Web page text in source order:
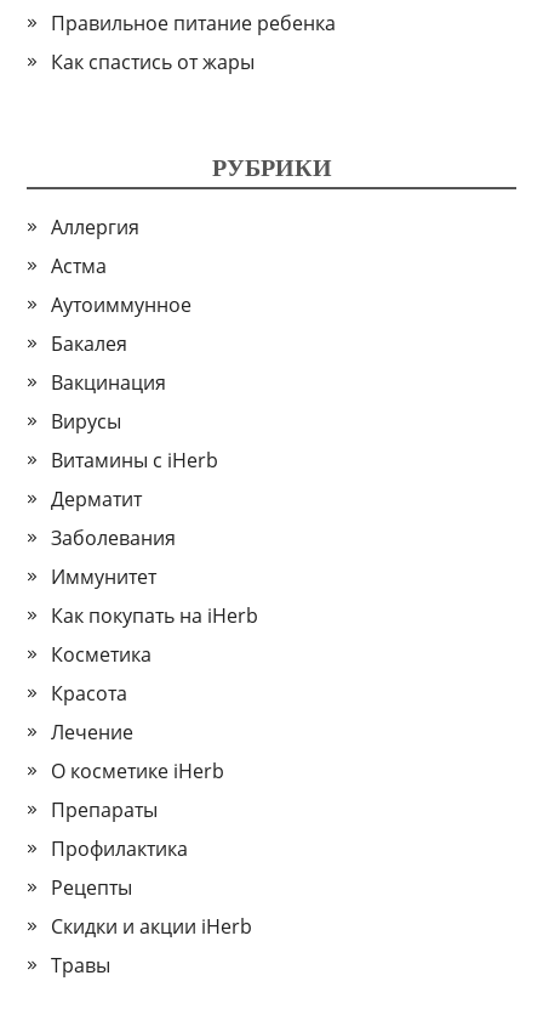
Правильное питание ребенка
Как спастись от жары
РУБРИКИ
Аллергия
Астма
Аутоиммунное
Бакалея
Вакцинация
Вирусы
Витамины с iHerb
Дерматит
Заболевания
Иммунитет
Как покупать на iHerb
Косметика
Красота
Лечение
О косметике iHerb
Препараты
Профилактика
Рецепты
Скидки и акции iHerb
Травы